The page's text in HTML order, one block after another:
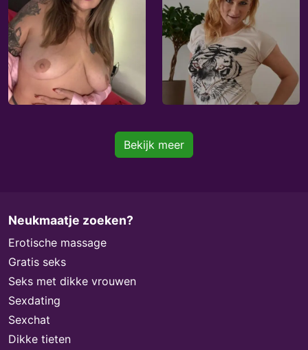
Bekijk meer
Neukmaatje zoeken?
Erotische massage
Gratis seks
Seks met dikke vrouwen
Sexdating
Sexchat
Dikke tieten